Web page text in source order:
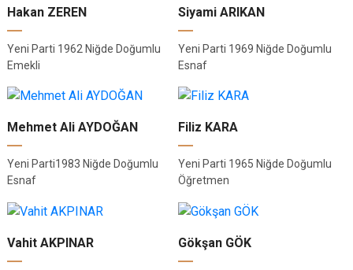
Hakan ZEREN
Yeni Parti 1962 Niğde Doğumlu
Emekli
Siyami ARIKAN
Yeni Parti 1969 Niğde Doğumlu
Esnaf
Mehmet Ali AYDOĞAN
Yeni Parti1983 Niğde Doğumlu
Esnaf
Filiz KARA
Yeni Parti 1965 Niğde Doğumlu
Öğretmen
Vahit AKPINAR Gökşan GÖK